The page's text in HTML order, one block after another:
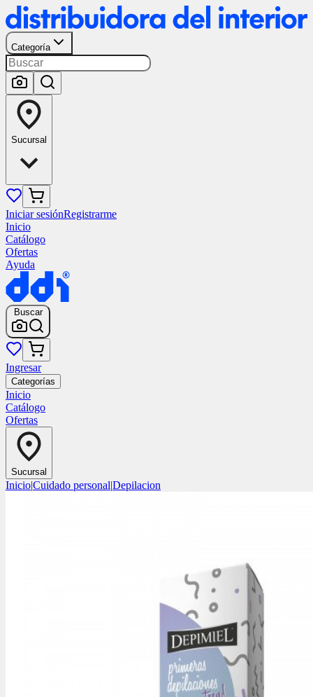
Categoría
Sucursal
Iniciar sesiónRegistrarme
Inicio
Catálogo
Ofertas
Ayuda
Buscar
Ingresar
Categorías
Inicio
Catálogo
Ofertas
Sucursal
Inicio|Cuidado personal|Depilacion